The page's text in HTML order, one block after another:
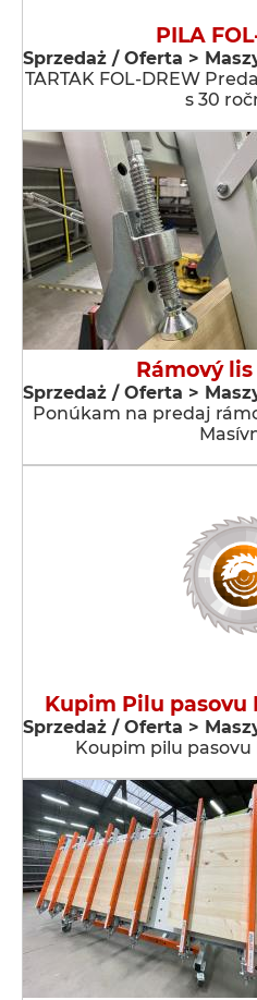
PILA
Sprzedaż / Oferta >
TARTAK FOL-DREW
s 30
Rámový
Sprzedaż / Oferta >
Ponúkam na predaj
Kupim Pilu pasovu
Sprzedaż / Oferta >
Koupim pilu pasovu